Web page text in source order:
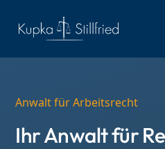
Anwalt für Arbeitsrecht
Ihr Anwalt für